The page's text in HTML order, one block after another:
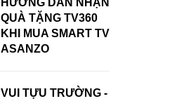
HƯỚNG DẪN NHẬN
QUÀ TẶNG TV360
KHI MUA SMART TV
ASANZO
VUI TỰU TRƯỜNG -